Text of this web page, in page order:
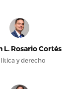
L. Rosario Cortés
y derecho